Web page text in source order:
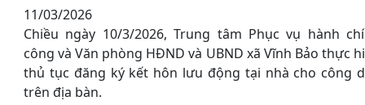
11/03/2026
Chiều ngày 10/3/2026, Trung tâm Phục vụ hành
công và Văn phòng HĐND và UBND xã Vĩnh Bảo thực
thủ tục đăng ký kết hôn lưu động tại nhà cho công
trên địa bàn.